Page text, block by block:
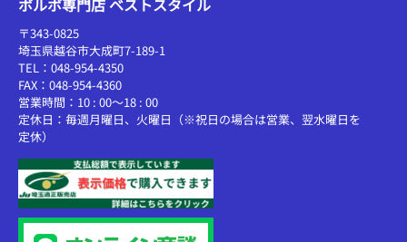
〒343-0825
埼玉県越谷市大成町7-189-1
TEL：048-954-4350
FAX：048-954-4360
営業時間：10 : 00～18 : 00
定休日：毎週月曜日、火曜日（※祝日の場合は営業、翌水曜日を
定休）